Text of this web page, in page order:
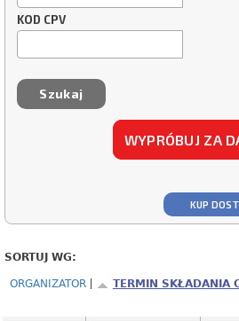
KOD CPV
WYPRÓBUJ ZA
KUP
SORTUJ WG:
ORGANIZATOR TERMIN SKŁADANIA